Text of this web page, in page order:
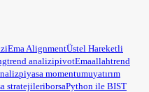
Ema AlignmentÜstel Hareketli
trend analizipivotEmaallahtrend
piyasa momentumuyatırım
stratejileriborsaPython ile BIST